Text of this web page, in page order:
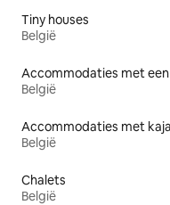
Tiny houses
België
België
Accommodaties met
België
Chalets
België